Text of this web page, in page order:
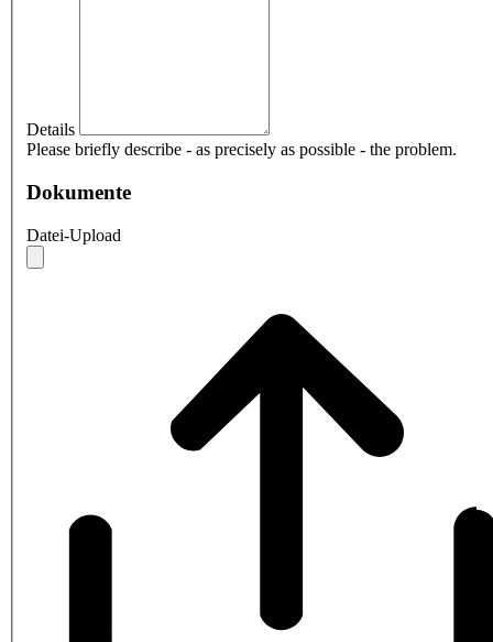
Details
Please briefly describe - as precisely as possible - the problem.
Dokumente
Datei-Upload